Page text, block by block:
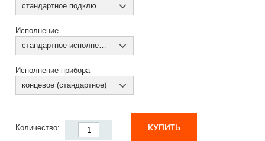
стандартное подключение
Исполнение
стандартное исполнение
Исполнение прибора
концевое (стандартное)
Количество: КУПИТЬ